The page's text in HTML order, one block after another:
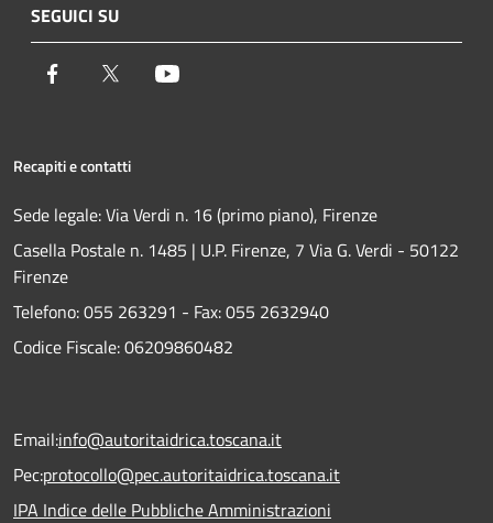
SEGUICI SU
Facebook Twitter
Recapiti e contatti
Sede legale: Via Verdi n. 16 (primo piano), Firenze
Casella Postale n. 1485 | U.P. Firenze, 7 Via G. Verdi - 50122
Firenze
Telefono:055 263291 - Fax:055 2632940
Codice Fiscale: 06209860482
Email:info@autoritaidrica.toscana.it
Pec:protocollo@pec.autoritaidrica.toscana.it
IPA Indice delle Pubbliche Amministrazioni